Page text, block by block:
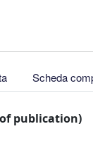
Scheda
publication)